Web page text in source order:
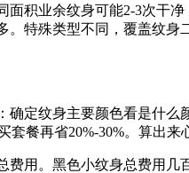
积业余纹身可能2-3次干
特殊类型不同，覆盖纹
定纹身主要颜色看是什
餐再省20%-30%。算出
用。黑色小纹身总费用几